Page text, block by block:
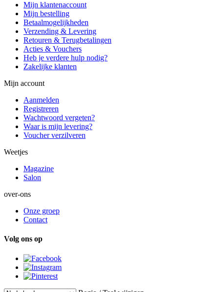
Mijn klantenaccount
Mijn bestelling
Betaalmogelijkheden
Verzending & Levering
Retouren & Terugbetalingen
Acties & Vouchers
Heb je verdere hulp nodig?
Zakelijke klanten
Mijn account
Aanmelden
Registreren
Wachtwoord vergeten?
Waar is mijn levering?
Voucher verzilveren
Weetjes
Magazine
Salon
over-ons
Onze groep
Contact
Volg ons op